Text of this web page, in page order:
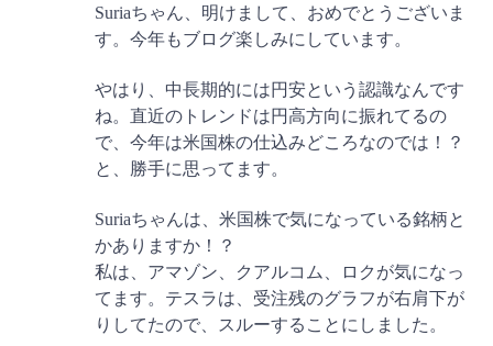
Suriaちゃん、明けまして、おめでとうございま
す。今年もブログ楽しみにしています。
やはり、中長期的には円安という認識なんです
ね。直近のトレンドは円高方向に振れてるの
で、今年は米国株の仕込みどころなのでは！？
と、勝手に思ってます。
Suriaちゃんは、米国株で気になっている銘柄と
かありますか！？
私は、アマゾン、クアルコム、ロクが気になっ
てます。テスラは、受注残のグラフが右肩下が
りしてたので、スルーすることにしました。